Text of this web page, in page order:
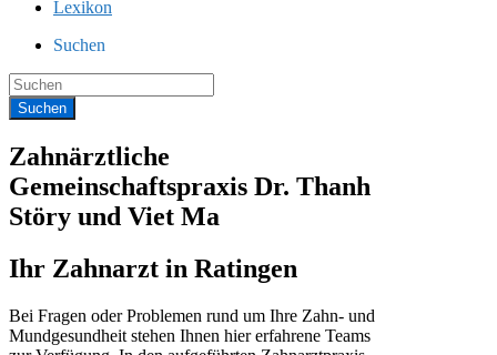
Lexikon
Suchen
Zahnärztliche
Gemeinschaftspraxis Dr. Thanh
Störy und Viet Ma
Ihr Zahnarzt in Ratingen
Bei Fragen oder Problemen rund um Ihre Zahn- und
Mundgesundheit stehen Ihnen hier erfahrene Teams